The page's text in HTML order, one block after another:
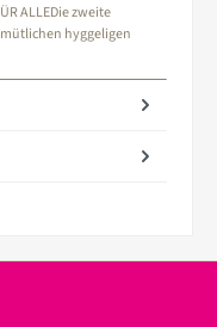
ALLEDie zweite
hyggeligen